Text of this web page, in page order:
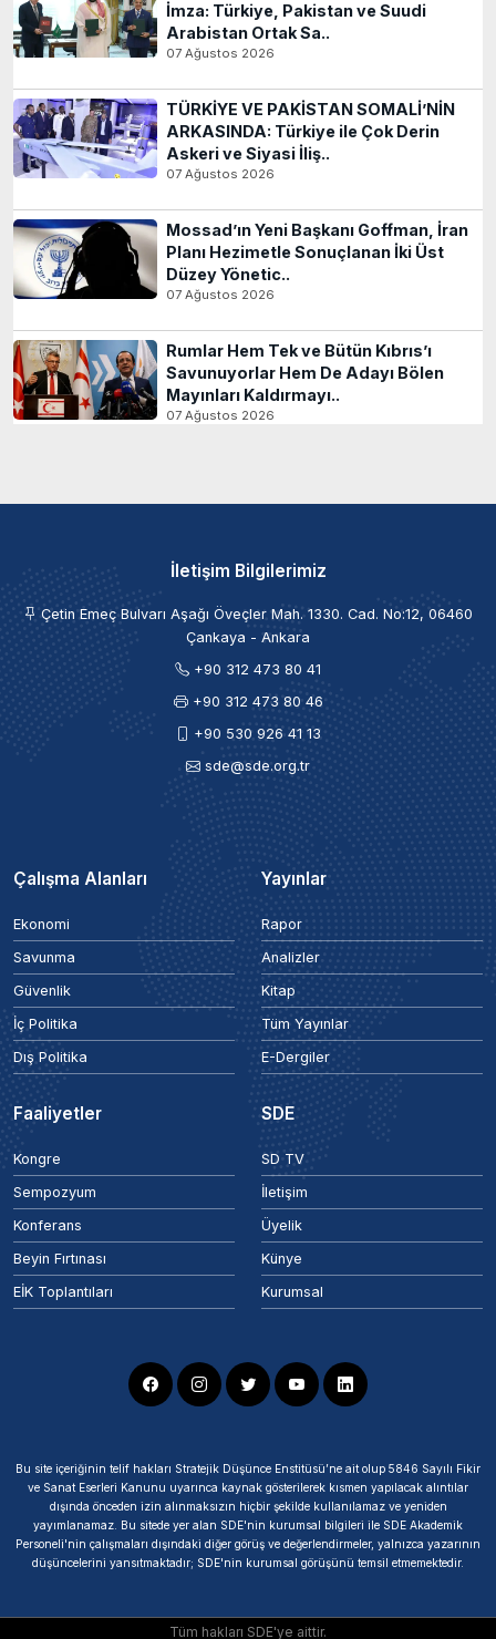
İmza: Türkiye, Pakistan ve Suudi
Arabistan Ortak Sa..
07 Ağustos 2026
TÜRKİYE VE PAKİSTAN SOMALİ’NİN
ARKASINDA: Türkiye ile Çok Derin
Askeri ve Siyasi İliş..
07 Ağustos 2026
Mossad’ın Yeni Başkanı Goffman, İran
Planı Hezimetle Sonuçlanan İki Üst
Düzey Yönetic..
07 Ağustos 2026
Rumlar Hem Tek ve Bütün Kıbrıs’ı
Savunuyorlar Hem De Adayı Bölen
Mayınları Kaldırmayı..
07 Ağustos 2026
İletişim Bilgilerimiz
Çetin Emeç Bulvarı Aşağı Öveçler Mah. 1330. Cad. No:12, 06460
Çankaya - Ankara
+90 312 473 80 41
+90 312 473 80 46
+90 530 926 41 13
sde@sde.org.tr
Çalışma Alanları
Ekonomi
Savunma
Güvenlik
İç Politika
Dış Politika
Yayınlar
Rapor
Analizler
Kitap
Tüm Yayınlar
E-Dergiler
Faaliyetler
Kongre
Sempozyum
Konferans
Beyin Fırtınası
EİK Toplantıları
SDE
SD TV
İletişim
Üyelik
Künye
Kurumsal
Bu site içeriğinin telif hakları Stratejik Düşünce Enstitüsü’ne ait olup 5846 Sayılı Fikir
ve Sanat Eserleri Kanunu uyarınca kaynak gösterilerek kısmen yapılacak alıntılar
dışında önceden izin alınmaksızın hiçbir şekilde kullanılamaz ve yeniden
yayımlanamaz. Bu sitede yer alan SDE'nin kurumsal bilgileri ile SDE Akademik
Personeli'nin çalışmaları dışındaki diğer görüş ve değerlendirmeler, yalnızca yazarının
düşüncelerini yansıtmaktadır; SDE'nin kurumsal görüşünü temsil etmemektedir.
Tüm hakları SDE'ye aittir.